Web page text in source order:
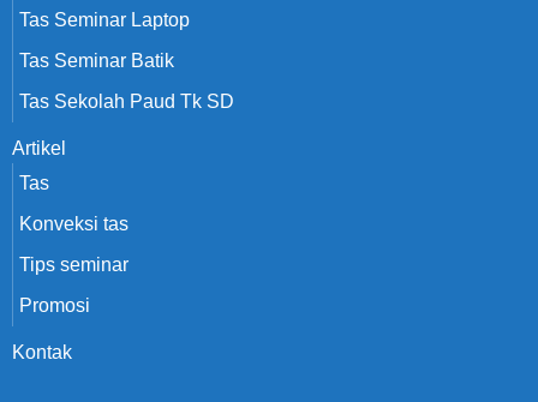
Tas Seminar Laptop
Tas Seminar Batik
Tas Sekolah Paud Tk SD
Artikel
Tas
Konveksi tas
Tips seminar
Promosi
Kontak